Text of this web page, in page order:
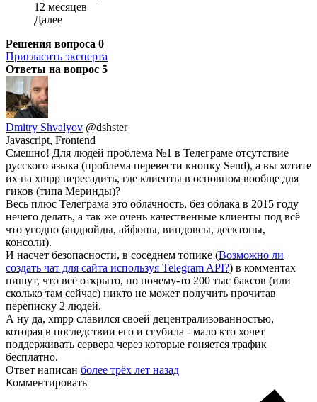
12 месяцев
Далее
Решения вопроса 0
Пригласить эксперта
Ответы на вопрос 5
Dmitry Shvalyov @dshster
Javascript, Frontend
Смешно! Для людей проблема №1 в Телеграме отсутствие
русского языка (проблема перевести кнопку Send), а вы хотите
их на xmpp пересадить, где клиенты в основном вообще для
гиков (типа Меринды)?
Весь плюс Телеграма это облачность, без облака в 2015 году
нечего делать, а так же очень качественные клиенты под всё
что угодно (андройды, айфоны, виндовсы, десктопы,
консоли).
И насчет безопасности, в соседнем топике (Возможно ли
создать чат для сайта используя Telegram API?) в комментах
пишут, что всё открыто, но почему-то 200 тыс баксов (или
сколько там сейчас) никто не может получить прочитав
переписку 2 людей.
А ну да, xmpp славился своей децентрализованностью,
которая в последствии его и сгубила - мало кто хочет
поддерживать сервера через которые гоняется трафик
бесплатно.
Ответ написан более трёх лет назад
Комментировать